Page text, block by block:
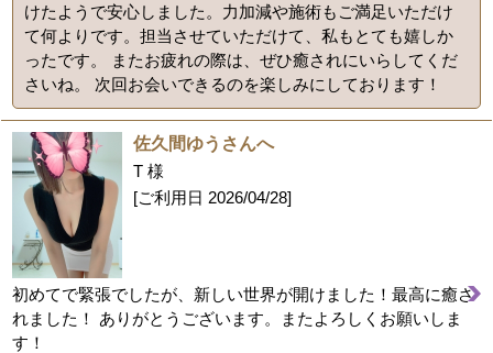
けたようで安心しました。力加減や施術もご満足いただけ
て何よりです。担当させていただけて、私もとても嬉しか
ったです。 またお疲れの際は、ぜひ癒されにいらしてくだ
さいね。 次回お会いできるのを楽しみにしております！
佐久間ゆうさんへ
T 様
[ご利用日 2026/04/28]
初めてで緊張でしたが、新しい世界が開けました！最高に癒さ
れました！ ありがとうございます。またよろしくお願いしま
す！